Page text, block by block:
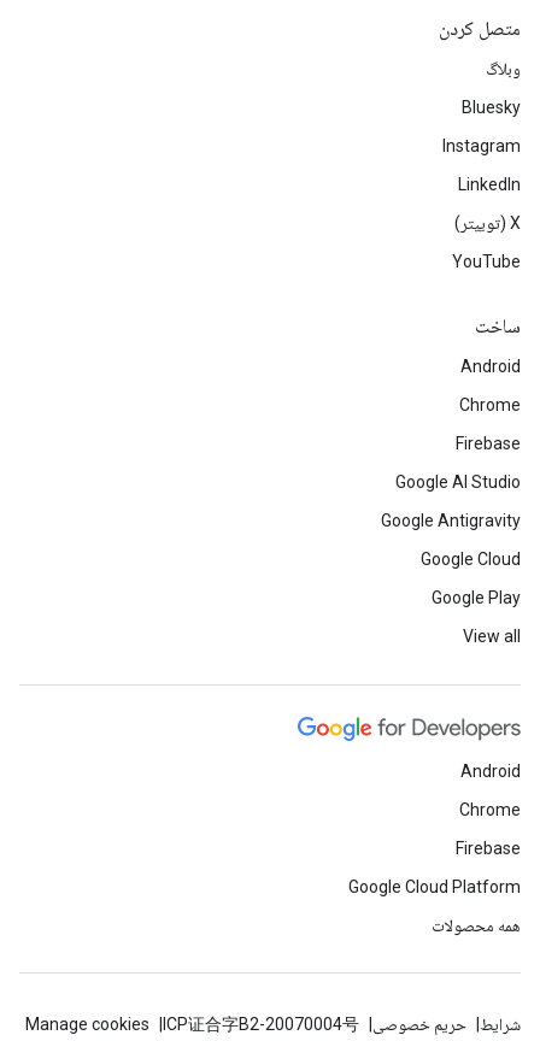
متصل کردن
وبلاگ
Bluesky
Instagram
LinkedIn
‫X (توییتر)
YouTube
ساخت
Android
Chrome
Firebase
Google AI Studio
Google Antigravity
Google Cloud
Google Play
View all
Android
Chrome
Firebase
Google Cloud Platform
همه محصولات
شرایط حریم خصوصی ICP证合字B2-20070004号
Manage cookies